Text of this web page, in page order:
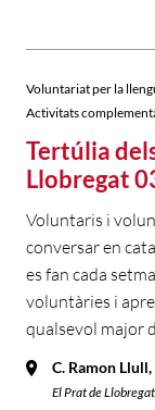
Voluntariat per la
Activitats
Tertúlia
Llobregat
Voluntaris i
conversar en
es fan cada
voluntàries i
qualsevol major
C. Ramon
El Prat de Llobregat